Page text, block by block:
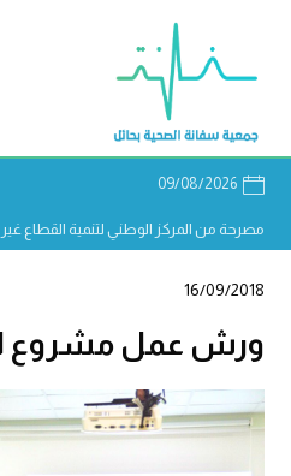
09/08/2026
مصرحة من المركز الوطني لتنمية القطاع غير
16/09/2018
ورش عمل مشروع